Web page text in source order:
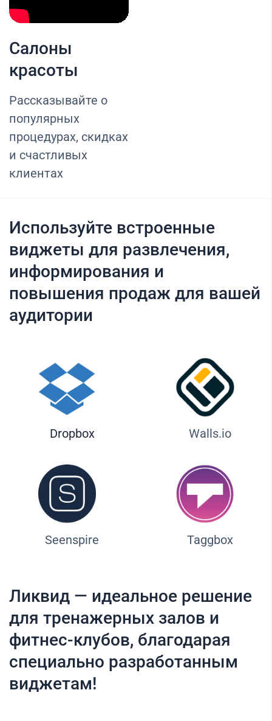
Салоны
красоты
Рассказывайте о
популярных
процедурах, скидках
и счастливых
клиентах
Используйте встроенные
виджеты для развлечения,
информирования и
повышения продаж для вашей
аудитории
Dropbox Walls.io
Seenspire Taggbox
Ликвид — идеальное решение
для тренажерных залов и
фитнес-клубов, благодарая
специально разработанным
виджетам!